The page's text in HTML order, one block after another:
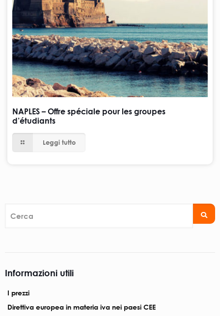
NAPLES – Offre spéciale pour les groupes
d’étudiants
Leggi tutto
Informazioni utili
I prezzi
Direttiva europea in materia iva nei paesi CEE